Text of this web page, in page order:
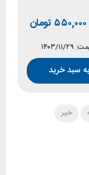
تومان ۵۵۰,۰۰۰
۱۱/۲۹
سبد خرید
خیر